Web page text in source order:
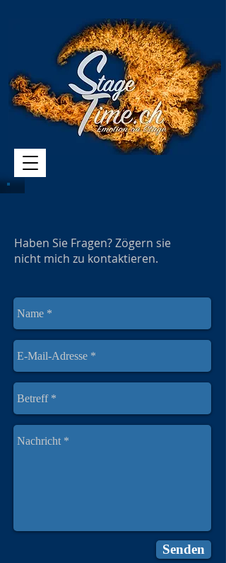
Haben Sie Fragen? Zögern sie
nicht mich zu kontaktieren.
Senden